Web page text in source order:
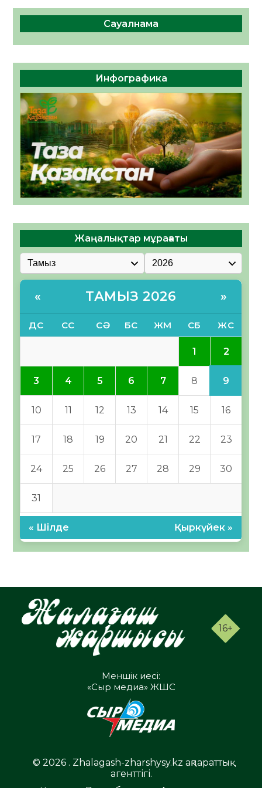
Сауалнама
Инфографика
Жаңалықтар мұрағаты
« ТАМЫЗ 2026 »
ДС СС СӘ БС ЖМ СБ ЖС
1 2
3 4 5 6 7 8 9
10 11 12 13 14 15 16
17 18 19 20 21 22 23
24 25 26 27 28 29 30
31
« Шілде Қыркүйек »
16+
Меншік иесі:
«Сыр медиа» ЖШС
© 2026 . Zhalagash-zharshysy.kz ақпараттық
агенттігі.